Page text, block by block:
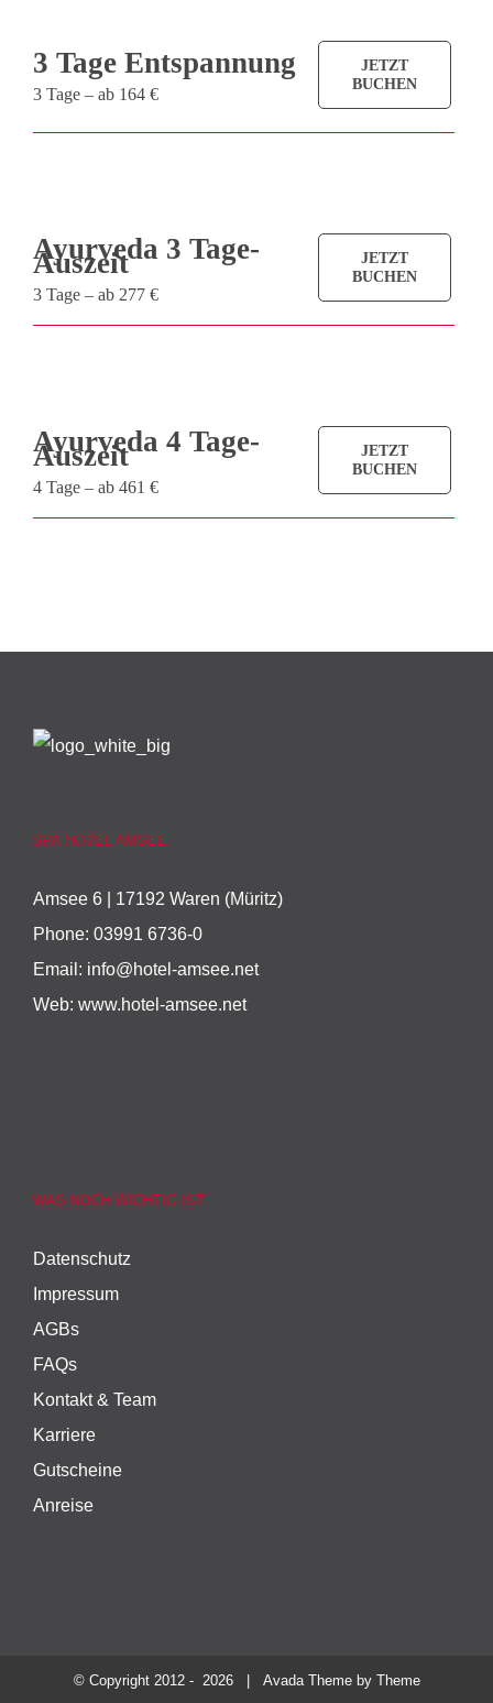
3 Tage Entspannung
3 Tage – ab 164 €
JETZT
BUCHEN
Ayurveda 3 Tage-
Auszeit
3 Tage – ab 277 €
JETZT
BUCHEN
Ayurveda 4 Tage-
Auszeit
4 Tage – ab 461 €
JETZT
BUCHEN
SPA HOTEL AMSEE
Amsee 6 | 17192 Waren (Müritz)
Phone: 03991 6736-0
Email: info@hotel-amsee.net
Web: www.hotel-amsee.net
WAS NOCH WICHTIG IST
Datenschutz
Impressum
AGBs
FAQs
Kontakt & Team
Karriere
Gutscheine
Anreise
© Copyright 2012 - 2026 | Avada Theme by Theme